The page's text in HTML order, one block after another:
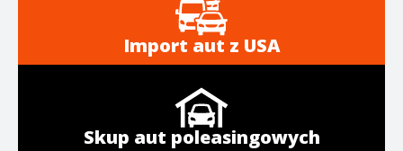
Import aut z USA
Skup aut poleasingowych